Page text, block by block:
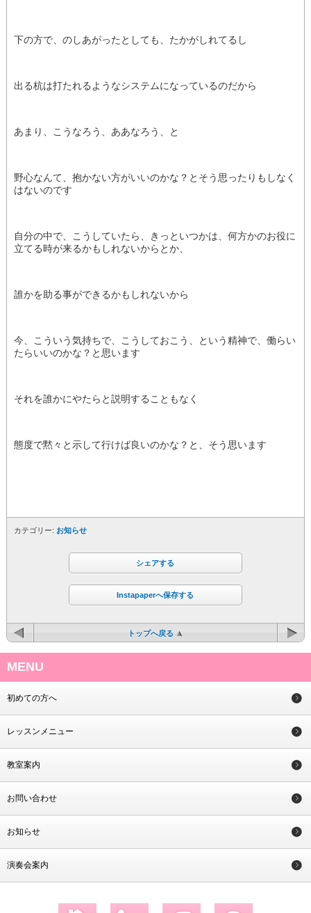
下の方で、のしあがったとしても、たかがしれてるし
出る杭は打たれるようなシステムになっているのだから
あまり、こうなろう、ああなろう、と
野心なんて、抱かない方がいいのかな？とそう思ったりもしなく
はないのです
自分の中で、こうしていたら、きっといつかは、何方かのお役に
立てる時が来るかもしれないからとか、
誰かを助る事ができるかもしれないから
今、こういう気持ちで、こうしておこう、という精神で、働らい
たらいいのかな？と思います
それを誰かにやたらと説明することもなく
態度で黙々と示して行けば良いのかな？と、そう思います
カテゴリー: お知らせ
シェアする
Instapaperへ保存する
トップへ戻る
MENU
初めての方へ
レッスンメニュー
教室案内
お問い合わせ
お知らせ
演奏会案内